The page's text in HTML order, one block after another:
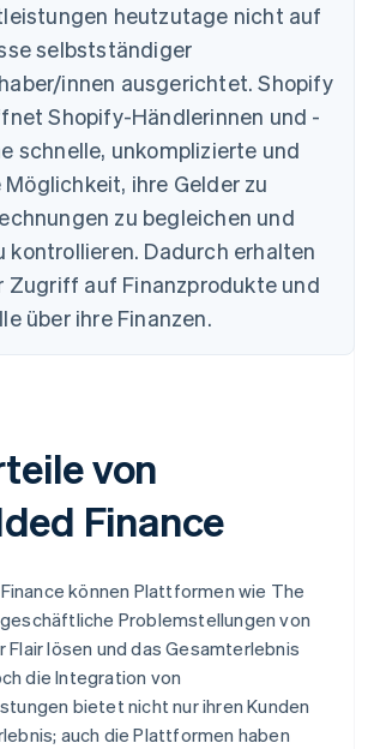
heutzutage nicht auf
selbstständiger
innen ausgerichtet. Shopify
Shopify-Händlerinnen und -
schnelle, unkomplizierte und
ihre Gelder zu
zu begleichen und
kontrollieren. Dadurch erhalten
Zugriff auf Finanzprodukte und
über ihre Finanzen.
von
Finance
können Plattformen wie The
Problemstellungen von
Flair lösen und das Gesamterlebnis
die Integration von
bietet nicht nur ihren Kunden
auch die Plattformen haben